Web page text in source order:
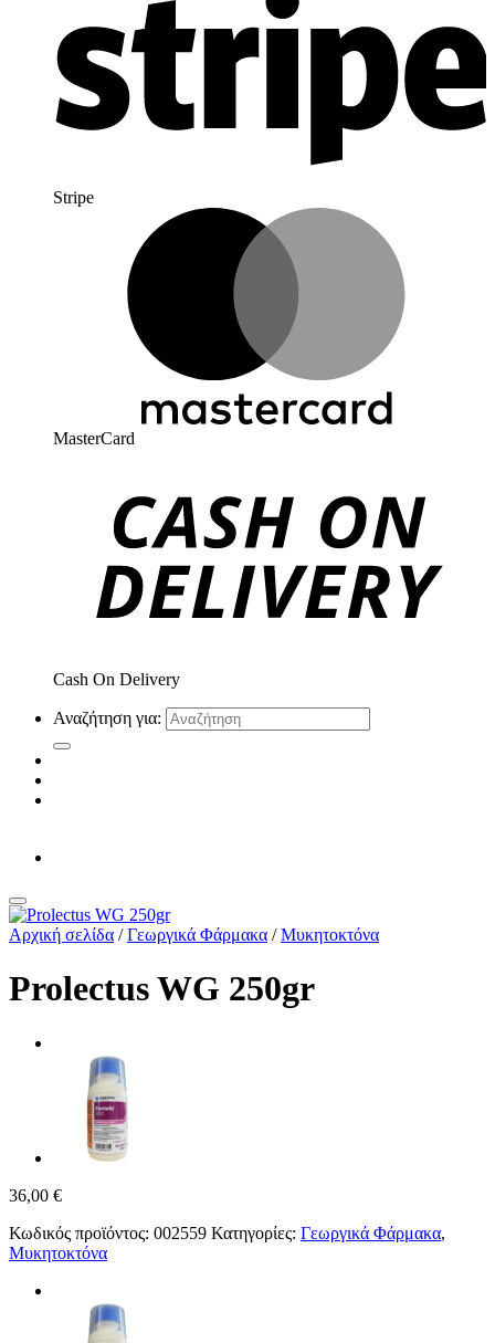
Stripe
MasterCard
Cash On Delivery
Αναζήτηση για:
Αρχική σελίδα / Γεωργικά Φάρμακα / Μυκητοκτόνα
Prolectus WG 250gr
36,00 €
Κωδικός προϊόντος: 002559 Κατηγορίες: Γεωργικά Φάρμακα,
Μυκητοκτόνα